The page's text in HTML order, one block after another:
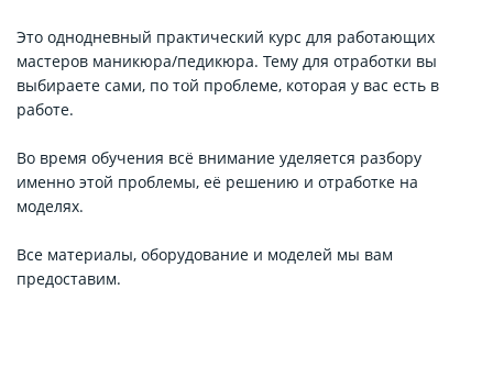
Это однодневный практический курс для работающих
мастеров маникюра/педикюра. Тему для отработки вы
выбираете сами, по той проблеме, которая у вас есть в
работе.
Во время обучения всё внимание уделяется разбору
именно этой проблемы, её решению и отработке на
моделях.
Все материалы, оборудование и моделей мы вам
предоставим.